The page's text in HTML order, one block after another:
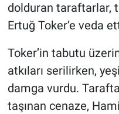
dolduran taraftarlar,
Ertuğ Toker’e veda
Toker’in tabutu
atkıları serilirken,
damga vurdu.
taşınan cenaze,